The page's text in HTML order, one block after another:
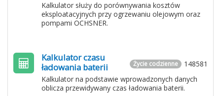
Kalkulator służy do porównywania kosztów
eksploatacyjnych przy ogrzewaniu olejowym oraz
pompami OCHSNER.
148581
Życie codzienne
Kalkulator czasu
ładowania baterii
Kalkulator na podstawie wprowadzonych danych
oblicza przewidywany czas ładowania baterii.